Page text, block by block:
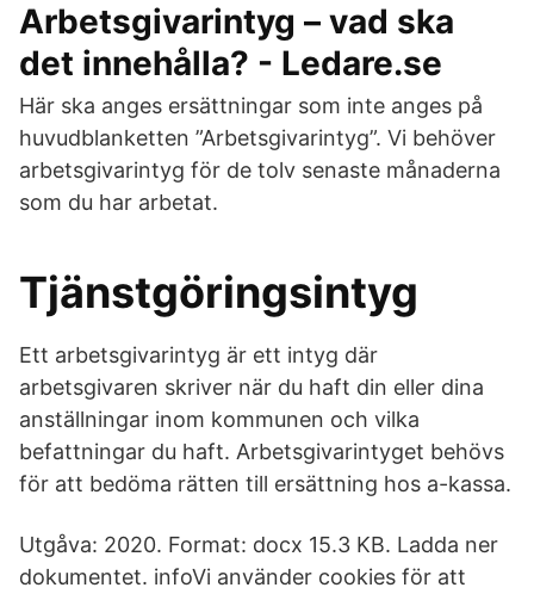
Arbetsgivarintyg – vad ska
det innehålla? - Ledare.se
Här ska anges ersättningar som inte anges på
huvudblanketten ”Arbetsgivarintyg”. Vi behöver
arbetsgivarintyg för de tolv senaste månaderna
som du har arbetat.
Tjänstgöringsintyg
Ett arbetsgivarintyg är ett intyg där
arbetsgivaren skriver när du haft din eller dina
anställningar inom kommunen och vilka
befattningar du haft. Arbetsgivarintyget behövs
för att bedöma rätten till ersättning hos a-kassa.
Utgåva: 2020. Format: docx 15.3 KB. Ladda ner
dokumentet. infoVi använder cookies för att